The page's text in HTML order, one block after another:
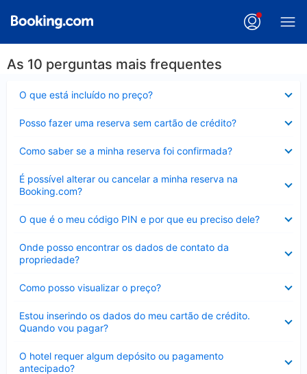
As 10 perguntas mais frequentes
O que está incluído no preço?
Posso fazer uma reserva sem cartão de crédito?
Como saber se a minha reserva foi confirmada?
É possível alterar ou cancelar a minha reserva na
Booking.com?
Contraído
O que é o meu código PIN e por que eu preciso dele?
Onde posso encontrar os dados de contato da
propriedade?
Como posso visualizar o preço?
Estou inserindo os dados do meu cartão de crédito.
Quando vou pagar?
O hotel requer algum depósito ou pagamento
antecipado?